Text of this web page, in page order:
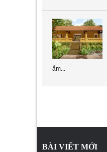
ẩm...
BÀI VIẾT MỚI